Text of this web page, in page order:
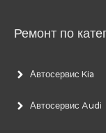
Ремонт по
Автосервис Kia
Автосервис Audi